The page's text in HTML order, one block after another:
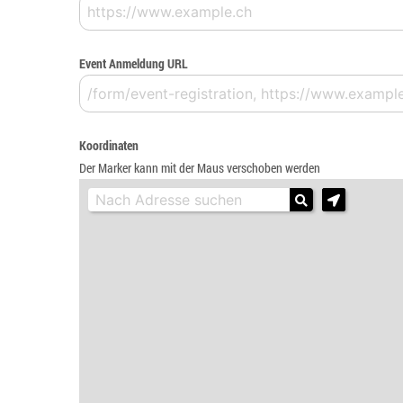
Event Anmeldung URL
Koordinaten
Der Marker kann mit der Maus verschoben werden